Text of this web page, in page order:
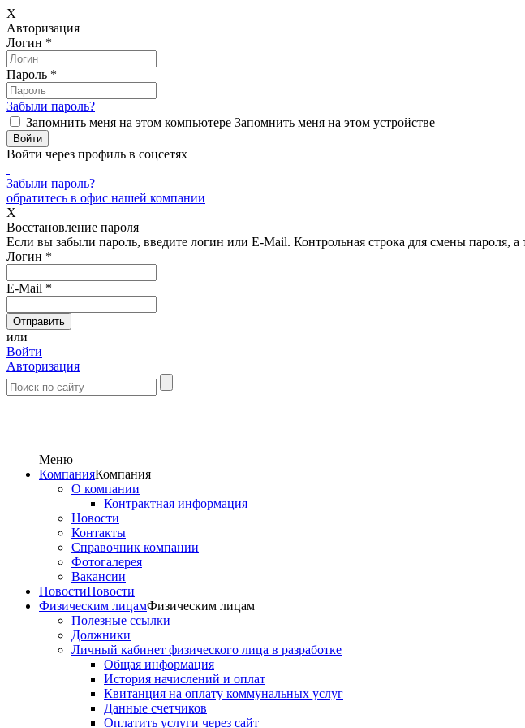
X
Авторизация
Логин *
Пароль *
Забыли пароль?
Запомнить меня на этом компьютере Запомнить меня на этом устройстве
Войти через профиль в соцсетях
Забыли пароль?
обратитесь в офис нашей компании
X
Восстановление пароля
Если вы забыли пароль, введите логин или E-Mail. Контрольная строка для смены пароля,
Логин *
E-Mail *
или
Войти
Авторизация
Меню
КомпанияКомпания
О компании
Контрактная информация
Новости
Контакты
Справочник компании
Фотогалерея
Вакансии
НовостиНовости
Физическим лицамФизическим лицам
Полезные ссылки
Должники
Личный кабинет физического лица в разработке
Общая информация
История начислений и оплат
Квитанция на оплату коммунальных услуг
Данные счетчиков
Оплатить услуги через сайт